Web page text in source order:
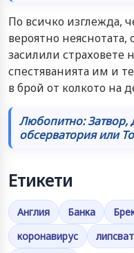
По всичко изглежда,
вероятно
засилили страховете
спестяванията им и
в брой от колкото на
Любопитно: Затвор,
обсерватория или
Етикети
Англия Банка
коронавирус
липсват